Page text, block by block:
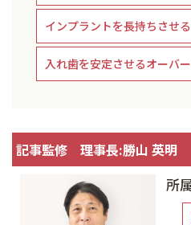
インプラントを長持ちさせ
入れ歯を安定させるオーバ
記事監修 理事長:勝山 英明
所